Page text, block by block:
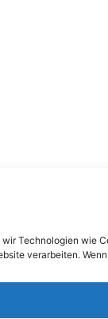
Technologien wie
verarbeiten.